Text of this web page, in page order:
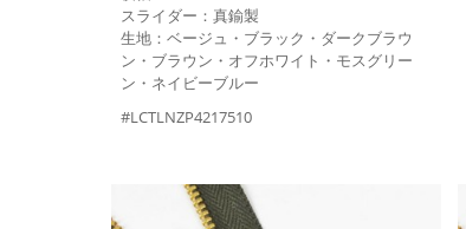
スライダー：真鍮製
生地：ベージュ・ブラック・ダークブラウ
ン・ブラウン・オフホワイト・モスグリー
ン・ネイビーブルー
#LCTLNZP4217510